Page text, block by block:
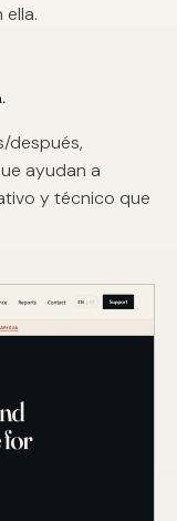
después,
ayudan a
y técnico que